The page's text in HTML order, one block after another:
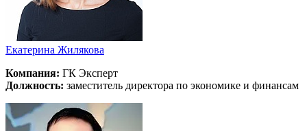
Екатерина Жилякова
Компания: ГК Эксперт
Должность: заместитель директора по экономике и финансам